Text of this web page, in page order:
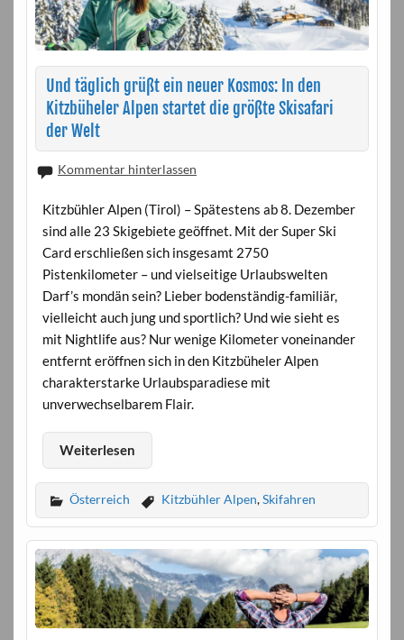
Und täglich grüßt ein neuer Kosmos: In den
Kitzbüheler Alpen startet die größte Skisafari
der Welt
Kommentar hinterlassen
Kitzbühler Alpen (Tirol) – Spätestens ab 8. Dezember
sind alle 23 Skigebiete geöffnet. Mit der Super Ski
Card erschließen sich insgesamt 2750
Pistenkilometer – und vielseitige Urlaubswelten
Darf’s mondän sein? Lieber bodenständig-familiär,
vielleicht auch jung und sportlich? Und wie sieht es
mit Nightlife aus? Nur wenige Kilometer voneinander
entfernt eröffnen sich in den Kitzbüheler Alpen
charakterstarke Urlaubsparadiese mit
unverwechselbarem Flair.
Weiterlesen
Österreich Kitzbühler Alpen,Skifahren